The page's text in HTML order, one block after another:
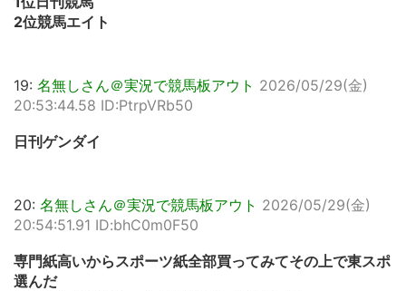
2位競馬エイト
19: 名無しさん＠実況で競馬板アウト 2026/05/29(金)
20:53:44.58 ID:PtrpVRb50
日刊ゲンダイ
20: 名無しさん＠実況で競馬板アウト 2026/05/29(金)
20:54:51.91 ID:bhC0m0F50
専門紙高いからスポーツ紙全部買ってみてその上で東スポ
選んだ